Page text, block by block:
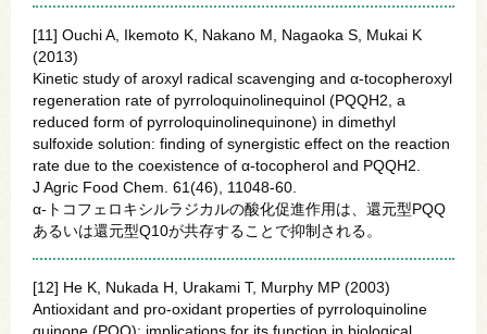
[11] Ouchi A, Ikemoto K, Nakano M, Nagaoka S, Mukai K
(2013)
Kinetic study of aroxyl radical scavenging and α-tocopheroxyl
regeneration rate of pyrroloquinolinequinol (PQQH2, a
reduced form of pyrroloquinolinequinone) in dimethyl
sulfoxide solution: finding of synergistic effect on the reaction
rate due to the coexistence of α-tocopherol and PQQH2.
J Agric Food Chem. 61(46), 11048-60.
α-トコフェロキシルラジカルの酸化促進作用は、還元型PQQ
あるいは還元型Q10が共存することで抑制される。
[12] He K, Nukada H, Urakami T, Murphy MP (2003)
Antioxidant and pro-oxidant properties of pyrroloquinoline